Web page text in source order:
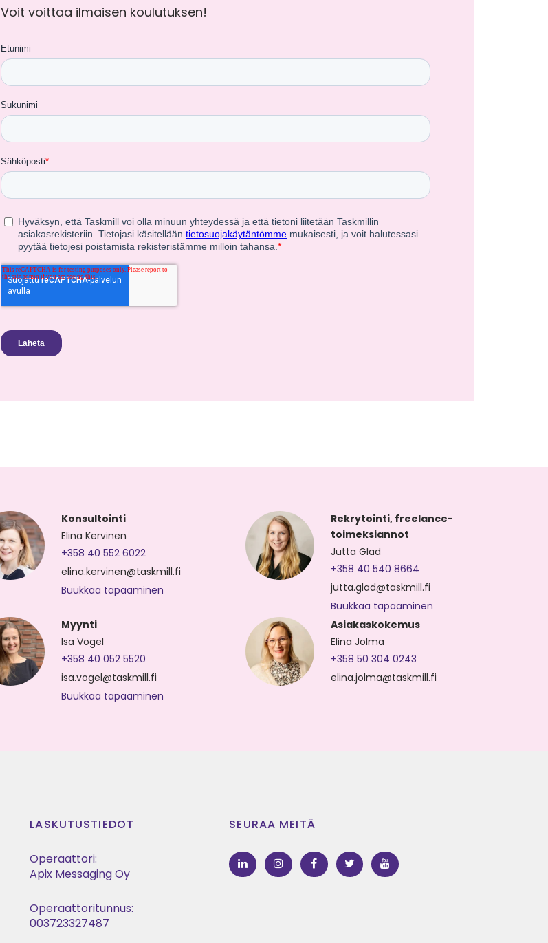
Voit voittaa ilmaisen koulutuksen!
Konsultointi
Elina Kervinen
+358 40 552 6022
elina.kervinen@taskmill.fi
Buukkaa tapaaminen
Rekrytointi, freelance-
toimeksiannot
Jutta Glad
+358 40 540 8664
jutta.glad@taskmill.fi
Buukkaa tapaaminen
Myynti
Isa Vogel
+358 40 052 5520
isa.vogel@taskmill.fi
Buukkaa tapaaminen
Asiakaskokemus
Elina Jolma
+358 50 304 0243
elina.jolma@taskmill.fi
LASKUTUSTIEDOT
Operaattori:
Apix Messaging Oy
Operaattoritunnus:
003723327487
SEURAA MEITÄ
LinkedInInstagramFacebookTwitter Youtube